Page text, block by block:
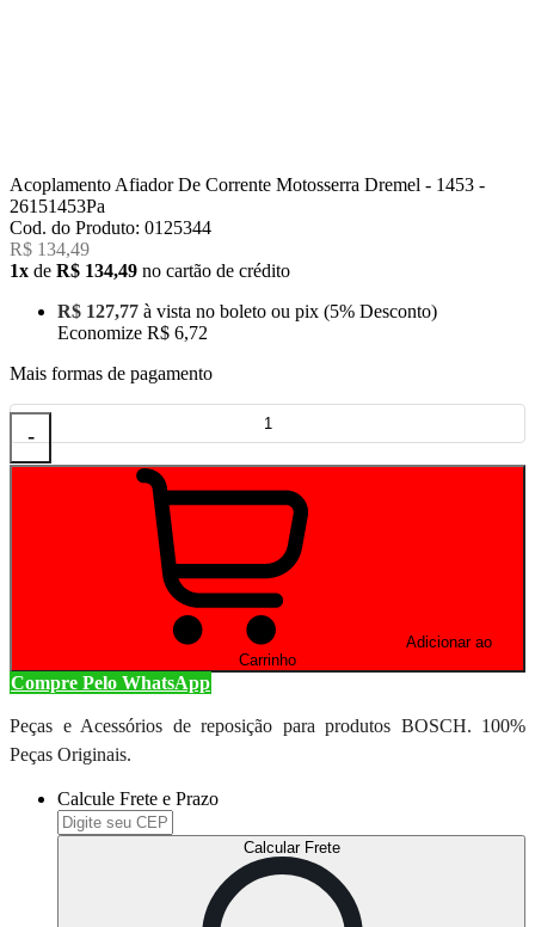
Acoplamento Afiador De Corrente Motosserra Dremel - 1453 -
26151453Pa
Cod. do Produto: 0125344
R$ 134,49
1x de R$ 134,49 no cartão de crédito
R$ 127,77 à vista no boleto ou pix (5% Desconto)
Economize R$ 6,72
Mais formas de pagamento
-
Carrinho
Compre Pelo WhatsApp
Peças e Acessórios de reposição para produtos BOSCH. 100%
Peças Originais.
Calcule Frete e Prazo
Calcular Frete